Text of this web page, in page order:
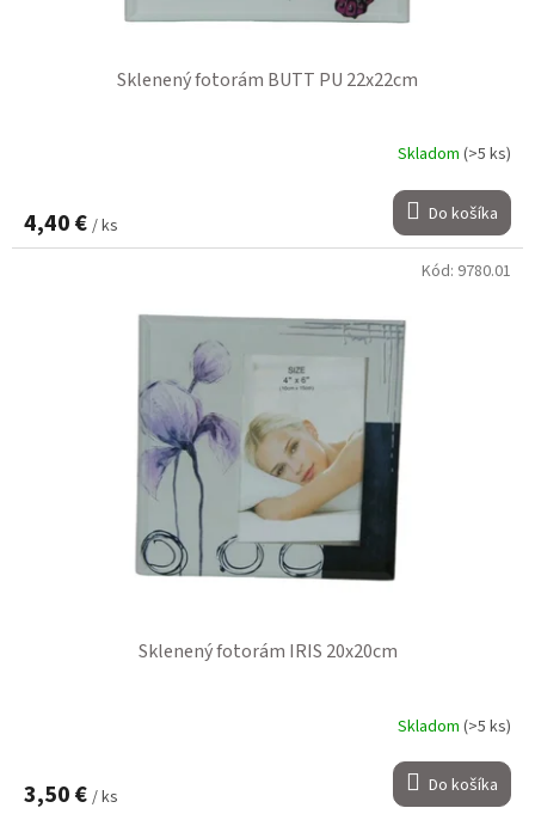
Sklenený fotorám BUTT PU 22x22cm
Skladom (>5 ks)
4,40 € / ks Do košíka
Sklenený fotorám IRIS 20x20cm
Skladom (>5 ks)
3,50 € / ks Do košíka
Kód: 9780.01